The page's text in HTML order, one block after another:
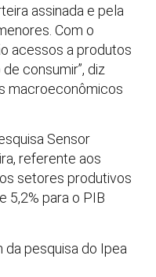
assinada e pela
Com o
acessos a produtos
consumir”, diz
macroeconômicos
Sensor
referente aos
setores produtivos
5,2% para o PIB
pesquisa do Ipea